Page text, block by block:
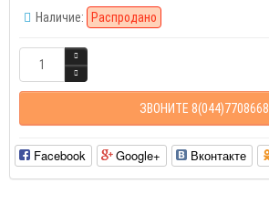
Наличие: Распродано
ЗВОНИТЕ 8(044)7708668
Facebook Google+ Вконтакте